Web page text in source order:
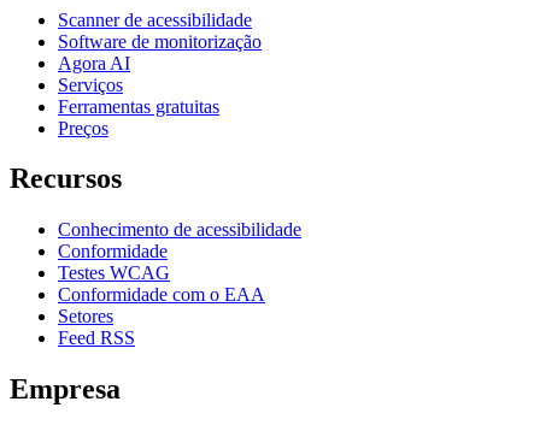
Scanner de acessibilidade
Software de monitorização
Agora AI
Serviços
Ferramentas gratuitas
Preços
Recursos
Conhecimento de acessibilidade
Conformidade
Testes WCAG
Conformidade com o EAA
Setores
Feed RSS
Empresa